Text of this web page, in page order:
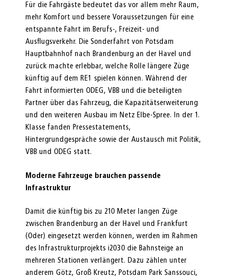
Für die Fahrgäste bedeutet das vor allem mehr Raum,
mehr Komfort und bessere Voraussetzungen für eine
entspannte Fahrt im Berufs-, Freizeit- und
Ausflugsverkehr. Die Sonderfahrt von Potsdam
Hauptbahnhof nach Brandenburg an der Havel und
zurück machte erlebbar, welche Rolle längere Züge
künftig auf dem RE1 spielen können. Während der
Fahrt informierten ODEG, VBB und die beteiligten
Partner über das Fahrzeug, die Kapazitätserweiterung
und den weiteren Ausbau im Netz Elbe-Spree. In der 1.
Klasse fanden Pressestatements,
Hintergrundgespräche sowie der Austausch mit Politik,
VBB und ODEG statt.
Moderne Fahrzeuge brauchen passende
Infrastruktur
Damit die künftig bis zu 210 Meter langen Züge
zwischen Brandenburg an der Havel und Frankfurt
(Oder) eingesetzt werden können, werden im Rahmen
des Infrastrukturprojekts i2030 die Bahnsteige an
mehreren Stationen verlängert. Dazu zählen unter
anderem Götz, Groß Kreutz, Potsdam Park Sanssouci,